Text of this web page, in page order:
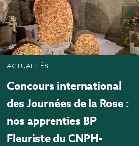
ACTUALITÉS
Concours international
des Journées de la Rose :
nos apprenties BP
Fleuriste du CNPH-